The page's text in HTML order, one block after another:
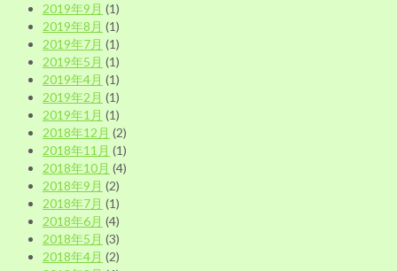
2019年9月 (1)
2019年8月 (1)
2019年7月 (1)
2019年5月 (1)
2019年4月 (1)
2019年2月 (1)
2019年1月 (1)
2018年12月 (2)
2018年11月 (1)
2018年10月 (4)
2018年9月 (2)
2018年7月 (1)
2018年6月 (4)
2018年5月 (3)
2018年4月 (2)